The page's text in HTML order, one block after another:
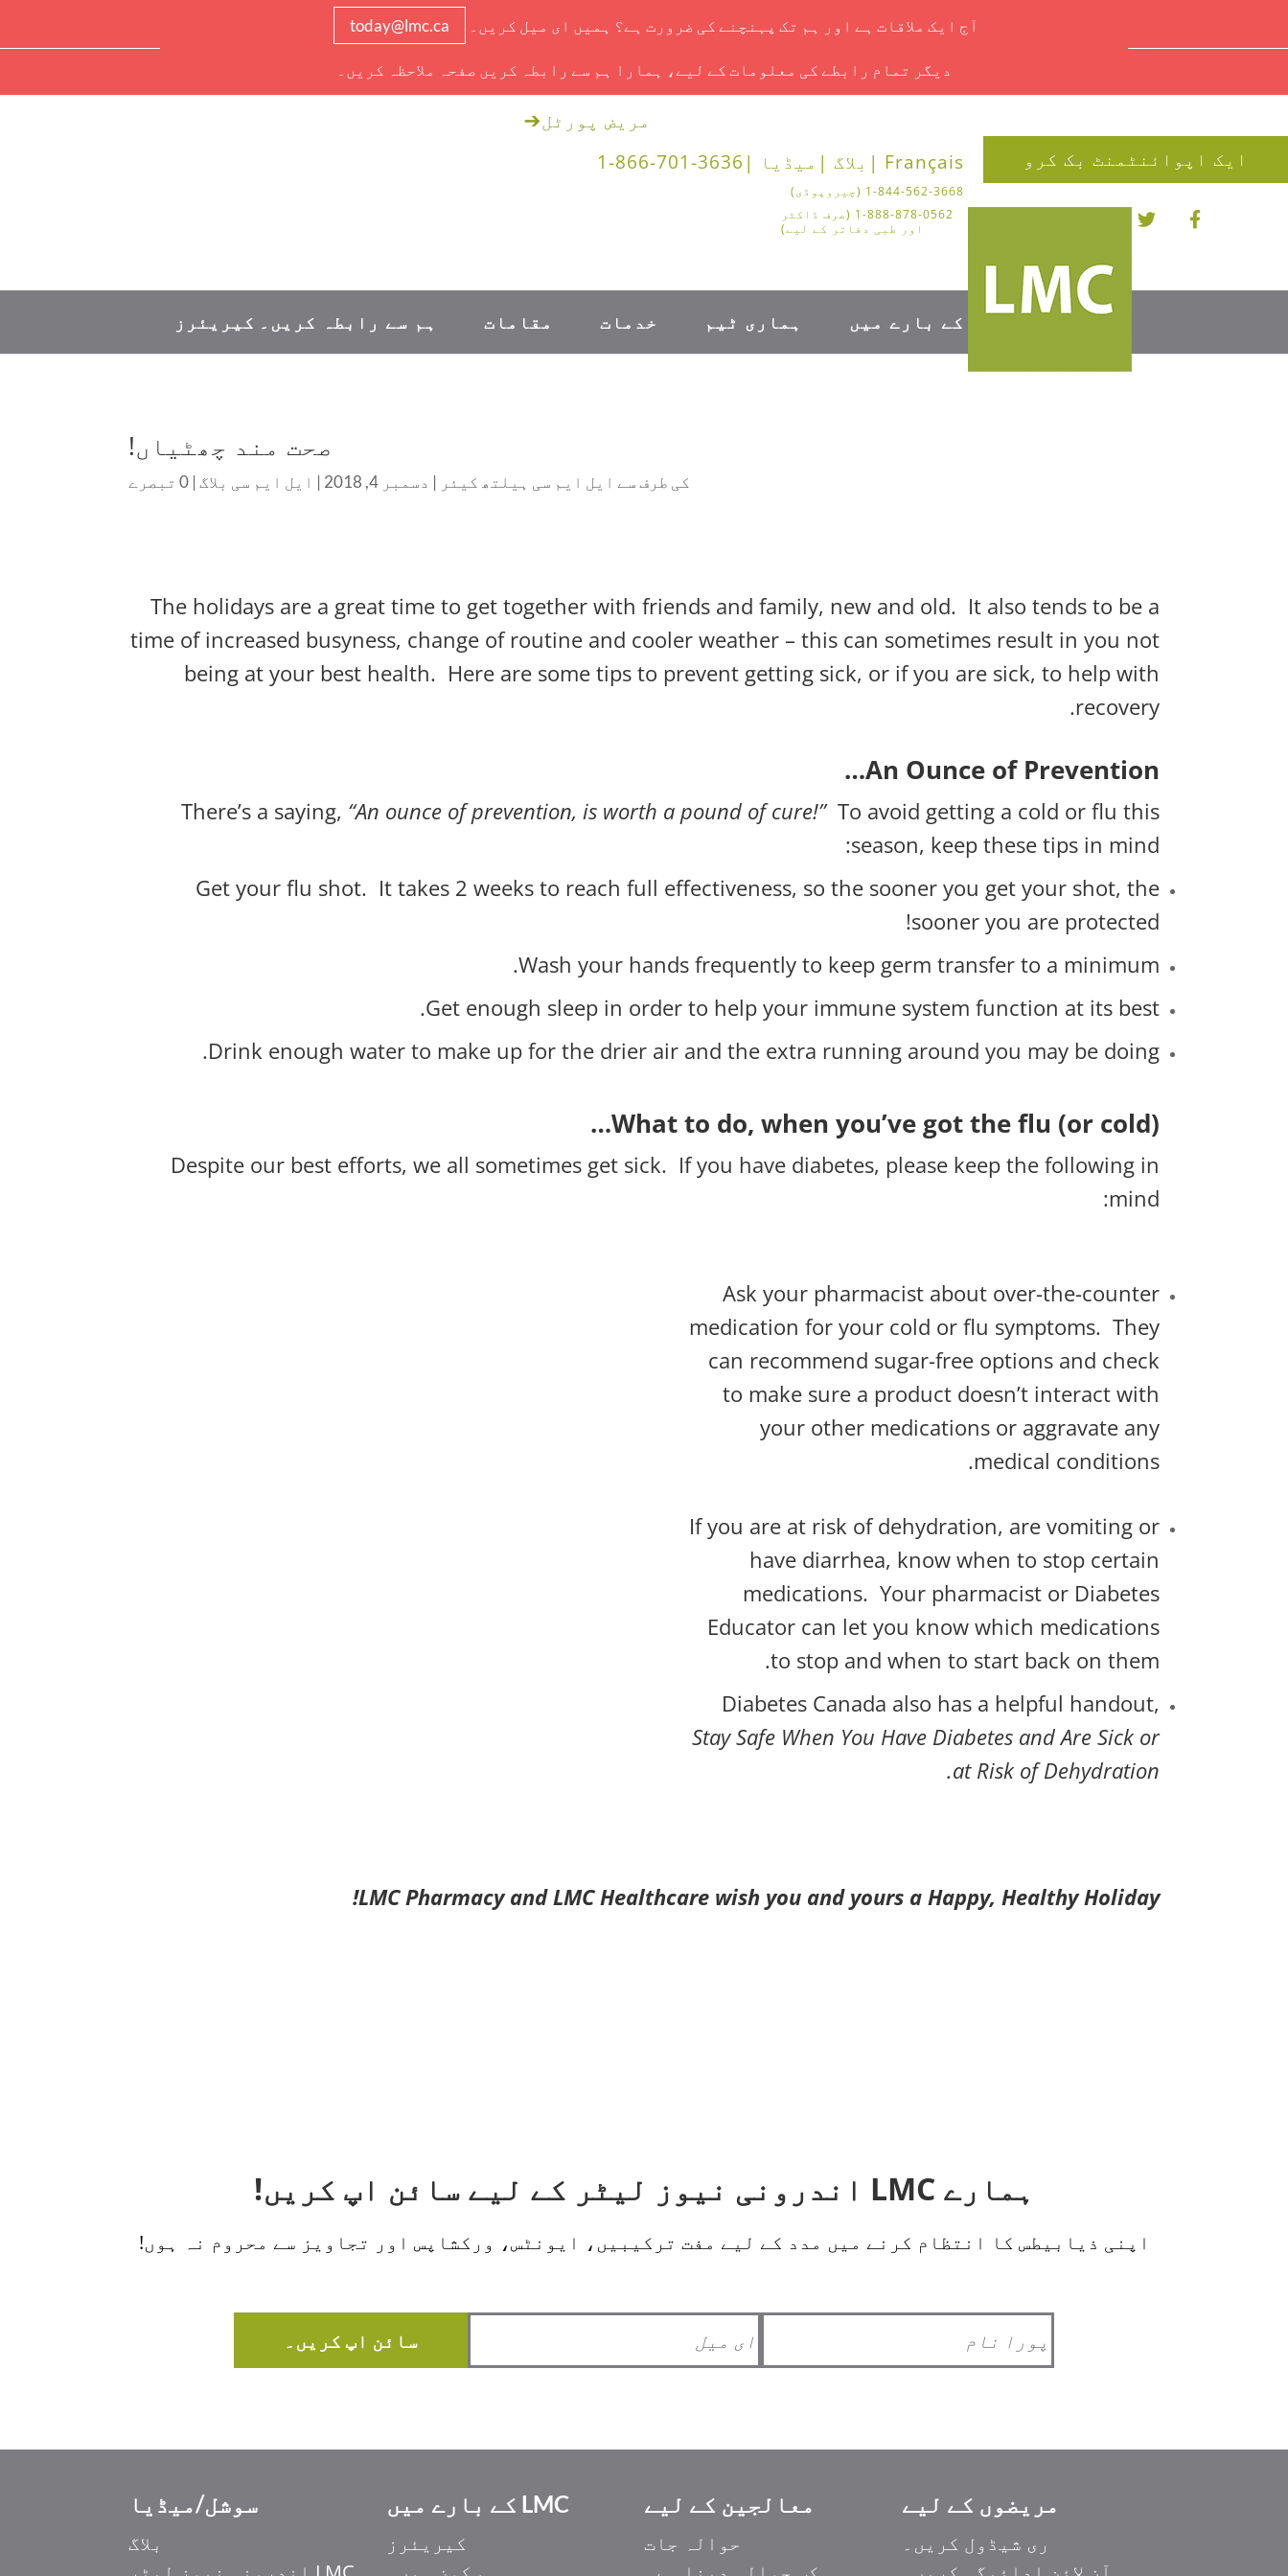
آج ایک ملاقات ہے اور ہم تک پہنچنے کی ضرورت ہے؟ ہمیں ای میل کریں۔ today@lmc.ca
دیگر تمام رابطے کی معلومات کے لیے، ہمارا ہم سے رابطہ کریں صفحہ ملاحظہ کریں۔
Français | بلاگ | میڈیا | 1-866-701-3636
1-844-562-3668 (چیروپوڈی)
1-888-878-0562 (صرف ڈاکٹر
اور طبی دفاتر کے لیے)
مریض پورٹل➔
ایک اپوائنٹمنٹ بک کرو
کے بارے میں ہماری ٹیم خدمات مقامات ہم سے رابطہ کریں۔ کیریئرز
صحت مند چھٹیاں!
کی طرف سے ایل ایم سی ہیلتھ کیئر | دسمبر 4, 2018 | ایل ایم سی بلاگ | 0 تبصرے
The holidays are a great time to get together with friends and family, new and old. It also tends to be a
time of increased busyness, change of routine and cooler weather – this can sometimes result in you not
being at your best health. Here are some tips to prevent getting sick, or if you are sick, to help with
recovery.
An Ounce of Prevention…
There’s a saying, “An ounce of prevention, is worth a pound of cure!” To avoid getting a cold or flu this
season, keep these tips in mind:
Get your flu shot. It takes 2 weeks to reach full effectiveness, so the sooner you get your shot, the
sooner you are protected!
Wash your hands frequently to keep germ transfer to a minimum.
Get enough sleep in order to help your immune system function at its best.
Drink enough water to make up for the drier air and the extra running around you may be doing.
What to do, when you’ve got the flu (or cold)…
Despite our best efforts, we all sometimes get sick. If you have diabetes, please keep the following in
mind:
Ask your pharmacist about over-the-counter
medication for your cold or flu symptoms. They
can recommend sugar-free options and check
to make sure a product doesn’t interact with
your other medications or aggravate any
medical conditions.
If you are at risk of dehydration, are vomiting or
have diarrhea, know when to stop certain
medications. Your pharmacist or Diabetes
Educator can let you know which medications
to stop and when to start back on them.
Diabetes Canada also has a helpful handout,
Stay Safe When You Have Diabetes and Are Sick or
at Risk of Dehydration
.
LMC Pharmacy and LMC Healthcare wish you and yours a Happy, Healthy Holiday!
ہمارے LMC اندرونی نیوز لیٹر کے لیے سائن اپ کریں!
اپنی ذیابیطس کا انتظام کرنے میں مدد کے لیے مفت ترکیبیں، ایونٹس، ورکشاپس اور تجاویز سے محروم نہ ہوں!
سائن اپ کریں۔
مریضوں کے لیے
ری شیڈول کریں۔
معالجین کے لیے
حوالہ جات
LMC کے بارے میں
کیریئرز
سوشل/میڈیا
بلاگ
香港中文
Ελληνικά